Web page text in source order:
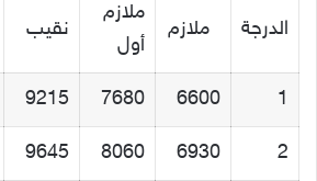
الدرجة ملازم
ملازم
أول
نقيب
1
6600
7680
9215
2
6930
8060
9645